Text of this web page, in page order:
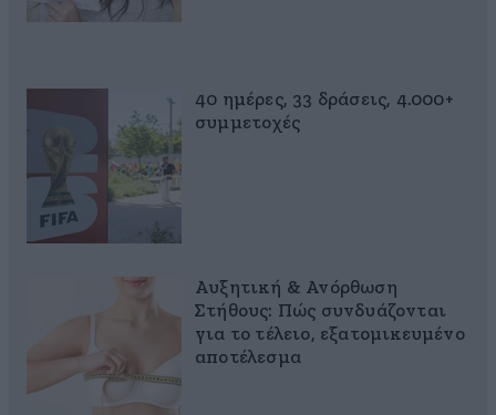
40 ημέρες, 33 δράσεις, 4.000+
συμμετοχές
Αυξητική & Ανόρθωση
Στήθους: Πώς συνδυάζονται
για το τέλειο, εξατομικευμένο
αποτέλεσμα